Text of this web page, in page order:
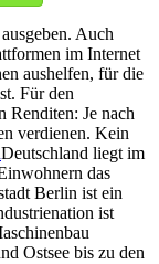
Auch
im Internet
aushelfen, für die
Für den
Renditen: Je nach
verdienen. Kein
Deutschland liegt im
das
Berlin ist ein
ist
Ostsee bis zu den